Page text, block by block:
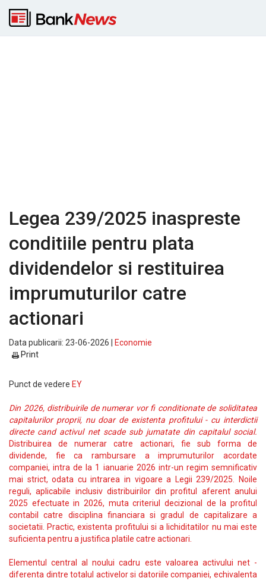
Legea 239/2025 inaspreste
conditiile pentru plata
dividendelor si restituirea
imprumuturilor catre
actionari
Data publicarii: 23-06-2026 |
Economie
Print
Punct de vedere EY
Din 2026, distribuirile de numerar vor fi conditionate de soliditatea
capitalurilor proprii, nu doar de existenta profitului - cu interdictii
directe cand activul net scade sub jumatate din capitalul social.
Distribuirea de numerar catre actionari, fie sub forma de
dividende, fie ca rambursare a imprumuturilor acordate
companiei, intra de la 1 ianuarie 2026 intr-un regim semnificativ
mai strict, odata cu intrarea in vigoare a Legii 239/2025. Noile
reguli, aplicabile inclusiv distribuirilor din profitul aferent anului
2025 efectuate in 2026, muta criteriul decizional de la profitul
contabil catre disciplina financiara si gradul de capitalizare a
societatii. Practic, existenta profitului si a lichiditatilor nu mai este
suficienta pentru a justifica platile catre actionari.
Elementul central al noului cadru este valoarea activului net -
diferenta dintre totalul activelor si datoriile companiei, echivalenta